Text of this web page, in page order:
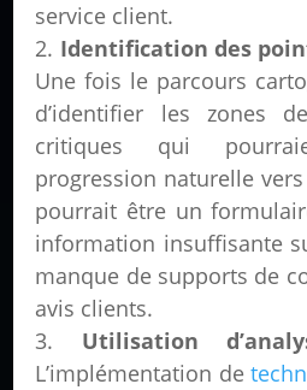
service client.
Identification des
Une fois le parcours
d’identifier les zones
critiques qui
progression naturelle
pourrait être un
information insuffisante
manque de supports de
avis clients.
Utilisation
L’implémentation de